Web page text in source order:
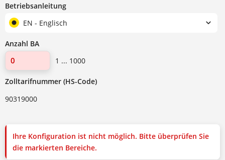
Betriebsanleitung
EN - Englisch
Anzahl BA
1 ... 1000
Zolltarifnummer (HS-Code)
90319000
Ihre Konfiguration ist nicht möglich. Bitte überprüfen Sie
die markierten Bereiche.